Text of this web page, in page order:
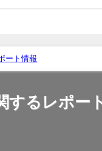
ート情報
するレポー